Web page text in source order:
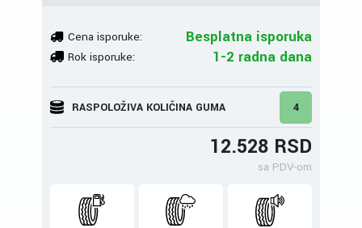
Cena isporuke: Besplatna isporuka
Rok isporuke: 1-2 radna dana
RASPOLOŽIVA KOLIČINA GUMA 4
12.528 RSD
sa PDV-om